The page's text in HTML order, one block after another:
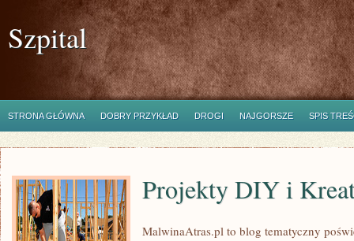
Szpital
STRONA GŁÓWNA DOBRY PRZYKŁAD DROGI NAJGORSZE SPIS
Projekty DIY i
MalwinaAtras.pl to blog tematyczny